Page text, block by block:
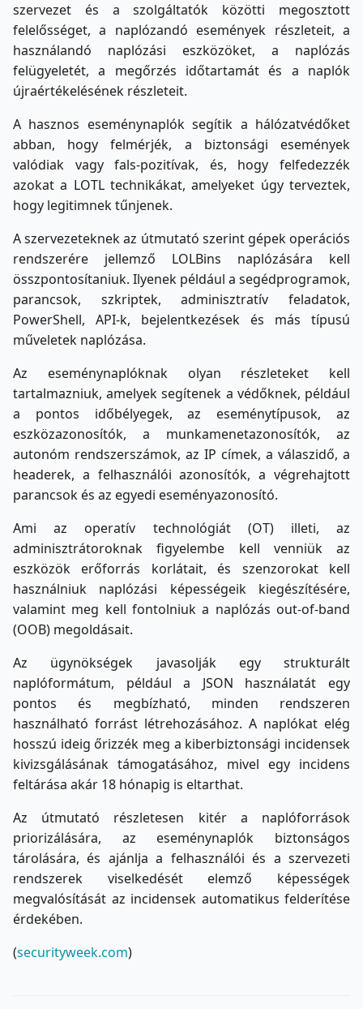
szervezet és a szolgáltatók közötti megosztott
felelősséget, a naplózandó események részleteit, a
használandó naplózási eszközöket, a naplózás
felügyeletét, a megőrzés időtartamát és a naplók
újraértékelésének részleteit.
A hasznos eseménynaplók segítik a hálózatvédőket
abban, hogy felmérjék, a biztonsági események
valódiak vagy fals-pozitívak, és, hogy felfedezzék
azokat a LOTL technikákat, amelyeket úgy terveztek,
hogy legitimnek tűnjenek.
A szervezeteknek az útmutató szerint gépek operációs
rendszerére jellemző LOLBins naplózására kell
összpontosítaniuk. Ilyenek például a segédprogramok,
parancsok, szkriptek, adminisztratív feladatok,
PowerShell, API-k, bejelentkezések és más típusú
műveletek naplózása.
Az eseménynaplóknak olyan részleteket kell
tartalmazniuk, amelyek segítenek a védőknek, például
a pontos időbélyegek, az eseménytípusok, az
eszközazonosítók, a munkamenetazonosítók, az
autonóm rendszerszámok, az IP címek, a válaszidő, a
headerek, a felhasználói azonosítók, a végrehajtott
parancsok és az egyedi eseményazonosító.
Ami az operatív technológiát (OT) illeti, az
adminisztrátoroknak figyelembe kell venniük az
eszközök erőforrás korlátait, és szenzorokat kell
használniuk naplózási képességeik kiegészítésére,
valamint meg kell fontolniuk a naplózás out-of-band
(OOB) megoldásait.
Az ügynökségek javasolják egy strukturált
naplóformátum, például a JSON használatát egy
pontos és megbízható, minden rendszeren
használható forrást létrehozásához. A naplókat elég
hosszú ideig őrizzék meg a kiberbiztonsági incidensek
kivizsgálásának támogatásához, mivel egy incidens
feltárása akár 18 hónapig is eltarthat.
Az útmutató részletesen kitér a naplóforrások
priorizálására, az eseménynaplók biztonságos
tárolására, és ajánlja a felhasználói és a szervezeti
rendszerek viselkedését elemző képességek
megvalósítását az incidensek automatikus felderítése
érdekében.
(securityweek.com)